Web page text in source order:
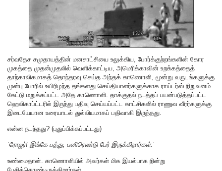
சர்வதேச சமுதாயத்தின் மனசாட்சியை உலுக்கிய, போர்க்குற்றங்களின் கோர
முகத்தை முதன்முதலில் வெளிக்காட்டிய, அமெரிக்காவின் உறக்கத்தைத்
தாற்காலிகமாகத் தொந்தரவு செய்த அந்தக் காணொளி, மூன்று வருடங்களுக்கு
முன்பு போரில் உயிரிழந்த தங்களது செய்தியாளர்களுக்காக ராய்டர்ஸ் நிறுவனம்
கேட்டு மறுக்கப்பட்ட அதே காணொளி. தாக்குதல் நடத்தப் பயன்படுத்தப்பட்ட
ஹெலிகாப்ட்டரில் இருந்து பதிவு செய்யப்பட்ட காட்சிகளில் ராணுவ வீரர்களுக்கு
இடையேயான உரையாடல் துல்லியமாகப் பதிவாகி இருந்தது.
என்ன நடந்தது? (புதுப்பிக்கப்பட்டது)
‘ரோஜர்! இங்கே பத்து, பனிரெண்டு பேர் இருக்கிறார்கள்.’
உண்மைதான். காணொளியில் அவர்கள் மிக இயல்பாக நின்று